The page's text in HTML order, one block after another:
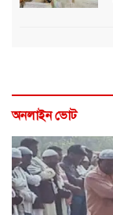
অনলাইন ভোট